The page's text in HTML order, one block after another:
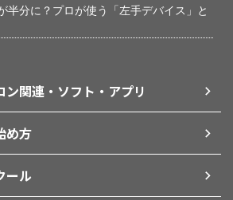
半分に？プロが使う「左手デバイス」と
ン関連・ソフト・アプリ
め方
ール